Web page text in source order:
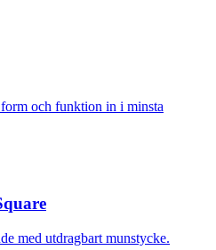
och funktion in i minsta
med utdragbart munstycke.